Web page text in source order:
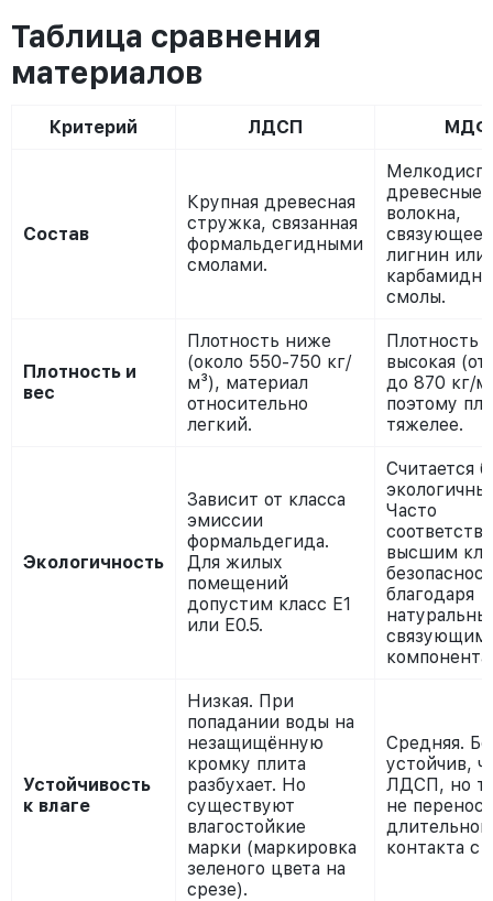
Таблица сравнения
материалов
Критерий ЛДСП МДФ
Состав
Крупная древесная
стружка, связанная
формальдегидными
смолами.
древесные
волокна,
связующее
лигнин или
смолы.
Плотность и
вес
Плотность ниже
(около 550-750 кг/
м³), материал
относительно
легкий.
Плотность
высокая (от
до 870 кг/
поэтому
тяжелее.
Экологичность
Зависит от класса
эмиссии
формальдегида.
Для жилых
помещений
допустим класс Е1
или Е0.5.
Считается
Часто
высшим
благодаря
связующим
Устойчивость
к влаге
Низкая. При
попадании воды на
незащищённую
кромку плита
разбухает. Но
существуют
влагостойкие
марки (маркировка
зеленого цвета на
срезе).
Средняя.
устойчив,
ЛДСП, но
не
контакта с